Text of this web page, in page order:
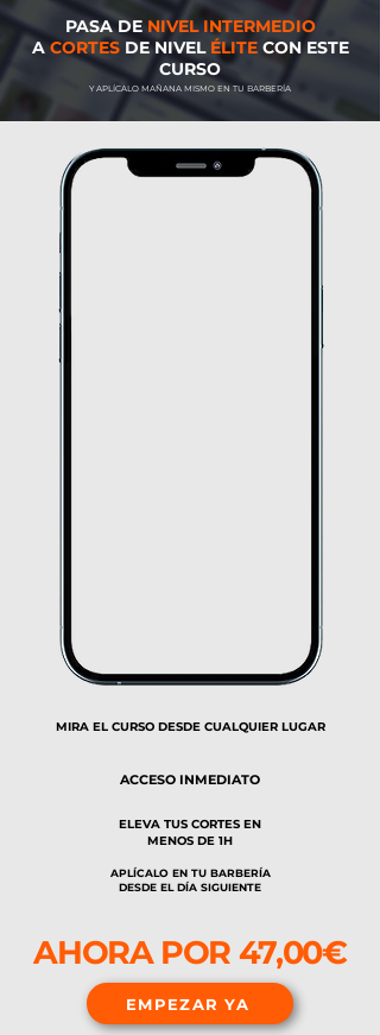
PASA DE NIVEL INTERMEDIO
A CORTESDE NIVEL ÉLITE CON ESTE
CURSO
Y APLÍCALO MAÑANA MISMO EN TU BARBERÍA
MIRA EL CURSO DESDE CUALQUIER LUGAR
ACCESO INMEDIATO
ELEVA TUS CORTES EN
MENOS DE 1H
APLÍCALO EN TU BARBERÍA
DESDE EL DÍA SIGUIENTE
AHORA POR 47,00€
EMPEZAR YA